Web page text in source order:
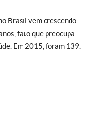
Brasil vem crescendo
fato que preocupa
Em 2015, foram 139.